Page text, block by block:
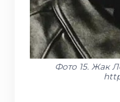
Фото 15. Жак